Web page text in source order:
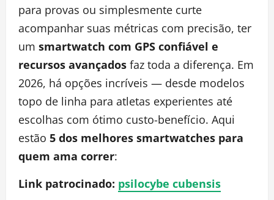
para provas ou simplesmente curte
acompanhar suas métricas com precisão, ter
um smartwatch com GPS confiável e
recursos avançados faz toda a diferença. Em
2026, há opções incríveis — desde modelos
topo de linha para atletas experientes até
escolhas com ótimo custo-benefício. Aqui
estão 5 dos melhores smartwatches para
quem ama correr:
Link patrocinado: psilocybe cubensis